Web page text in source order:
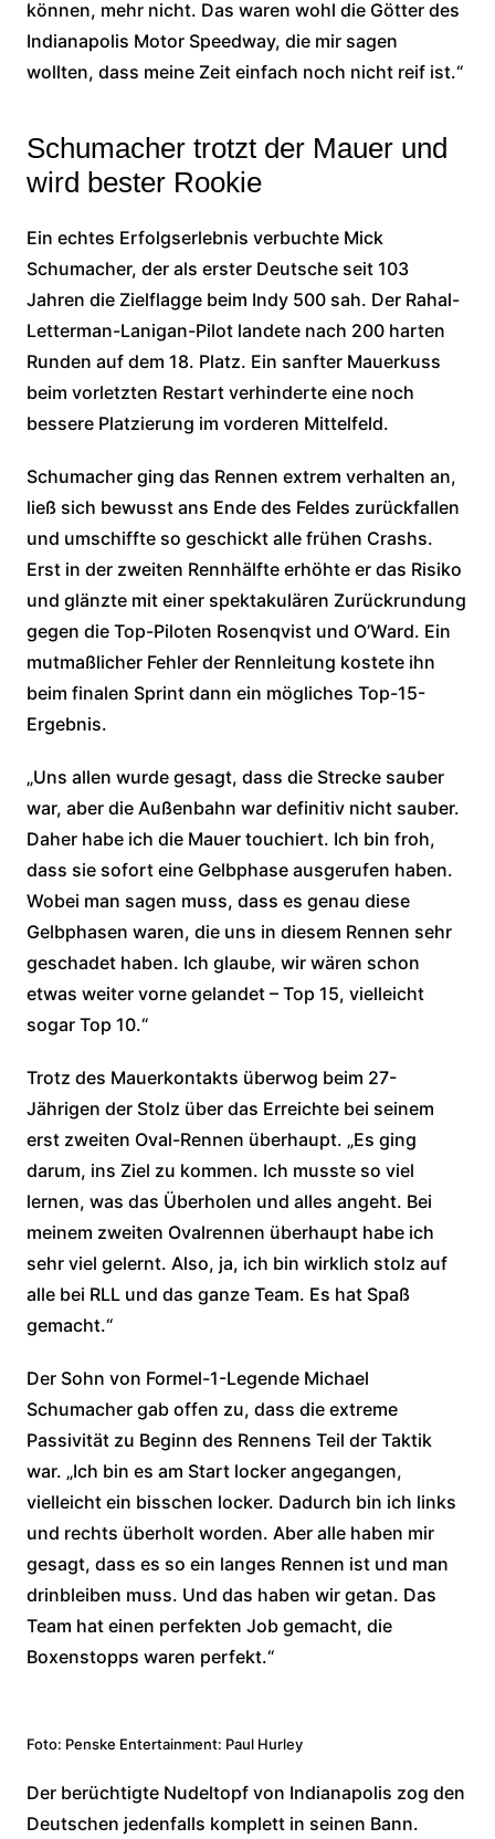
können, mehr nicht. Das waren wohl die Götter des
Indianapolis Motor Speedway, die mir sagen
wollten, dass meine Zeit einfach noch nicht reif ist.“
Schumacher trotzt der Mauer und
wird bester Rookie
Ein echtes Erfolgserlebnis verbuchte Mick
Schumacher, der als erster Deutsche seit 103
Jahren die Zielflagge beim Indy 500 sah. Der Rahal-
Letterman-Lanigan-Pilot landete nach 200 harten
Runden auf dem 18. Platz. Ein sanfter Mauerkuss
beim vorletzten Restart verhinderte eine noch
bessere Platzierung im vorderen Mittelfeld.
Schumacher ging das Rennen extrem verhalten an,
ließ sich bewusst ans Ende des Feldes zurückfallen
und umschiffte so geschickt alle frühen Crashs.
Erst in der zweiten Rennhälfte erhöhte er das Risiko
und glänzte mit einer spektakulären Zurückrundung
gegen die Top-Piloten Rosenqvist und O’Ward. Ein
mutmaßlicher Fehler der Rennleitung kostete ihn
beim finalen Sprint dann ein mögliches Top-15-
Ergebnis.
„Uns allen wurde gesagt, dass die Strecke sauber
war, aber die Außenbahn war definitiv nicht sauber.
Daher habe ich die Mauer touchiert. Ich bin froh,
dass sie sofort eine Gelbphase ausgerufen haben.
Wobei man sagen muss, dass es genau diese
Gelbphasen waren, die uns in diesem Rennen sehr
geschadet haben. Ich glaube, wir wären schon
etwas weiter vorne gelandet – Top 15, vielleicht
sogar Top 10.“
Trotz des Mauerkontakts überwog beim 27-
Jährigen der Stolz über das Erreichte bei seinem
erst zweiten Oval-Rennen überhaupt. „Es ging
darum, ins Ziel zu kommen. Ich musste so viel
lernen, was das Überholen und alles angeht. Bei
meinem zweiten Ovalrennen überhaupt habe ich
sehr viel gelernt. Also, ja, ich bin wirklich stolz auf
alle bei RLL und das ganze Team. Es hat Spaß
gemacht.“
Der Sohn von Formel-1-Legende Michael
Schumacher gab offen zu, dass die extreme
Passivität zu Beginn des Rennens Teil der Taktik
war. „Ich bin es am Start locker angegangen,
vielleicht ein bisschen locker. Dadurch bin ich links
und rechts überholt worden. Aber alle haben mir
gesagt, dass es so ein langes Rennen ist und man
drinbleiben muss. Und das haben wir getan. Das
Team hat einen perfekten Job gemacht, die
Boxenstopps waren perfekt.“
Foto: Penske Entertainment: Paul Hurley
Der berüchtigte Nudeltopf von Indianapolis zog den
Deutschen jedenfalls komplett in seinen Bann.